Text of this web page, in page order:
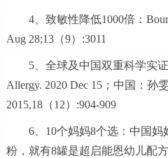
4、致敏性降低1000倍：
Aug 28;13（9）:3011
5、全球及中国双重科学实
Allergy. 2020 Dec 15；中国：孙
2015,18（12）:904-909
6、10个妈妈8个选：中国
粉，就有8罐是超启能恩幼儿配